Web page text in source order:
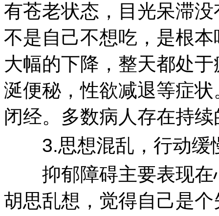
有苍老状态，目光呆滞
不是自己不想吃，是根
大幅的下降，整天都处
涎便秘，性欲减退等症
闭经。多数病人存在持续
3.思想混乱，行动缓
抑郁障碍主要表现在
胡思乱想，觉得自己是